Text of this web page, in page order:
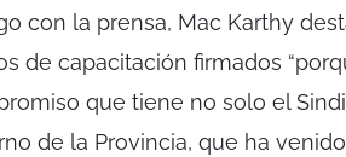
con la prensa, Mac Karthy
de capacitación firmados
que tiene no solo el
de la Provincia, que ha